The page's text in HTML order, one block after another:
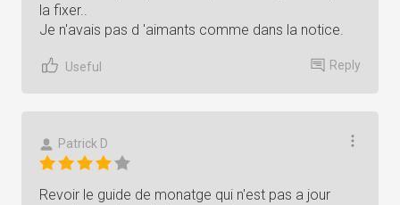
la fixer..
Je n'avais pas d 'aimants comme dans la notice.
Useful Reply
Patrick D
Revoir le guide de monatge qui n'est pas a jour